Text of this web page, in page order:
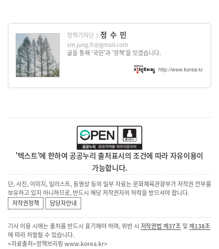
정책기자단 | 정수민
sm.jung.fr@gmail.com
글을 통해 '국민'과 '정책'을 잇겠습니다.
'텍스트'에 한하여 공공누리 출처표시의 조건에 따라 자유이용이
가능합니다.
단, 사진, 이미지, 일러스트, 동영상 등의 일부 자료는 문화체육관광부가 저작권 전부를
보유하고 있지 아니하므로, 반드시 해당 저작권자의 허락을 받으셔야 합니다.
저작권정책
담당자안내
기사 이용 시에는 출처를 반드시 표기해야 하며, 위반 시 저작권법 제37조 및제138조
에 따라 처벌될 수 있습니다.
<자료출처=정책브리핑 www.korea.kr>